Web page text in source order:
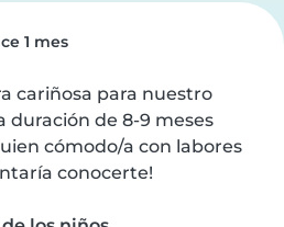
1 mes
cariñosa para nuestro
duración de 8-9 meses
cómodo/a con labores
conocerte!